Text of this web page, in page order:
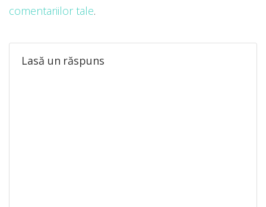
Lasă un răspuns
comentariilor tale.